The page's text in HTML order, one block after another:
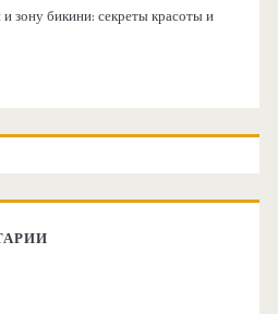
зону бикини: секреты красоты и